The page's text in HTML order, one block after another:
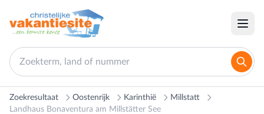
Zoekresultaat Oostenrijk Karinthië
Millstatt
Landhaus Bonaventura am Millstätter See